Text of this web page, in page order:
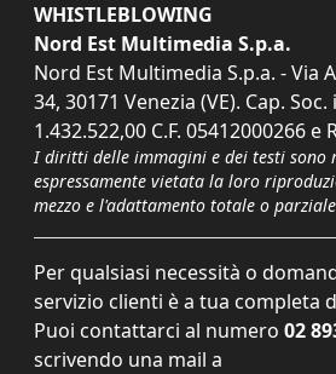
WHISTLEBLOWING
Nord Est Multimedia S.p.a.
Nord Est Multimedia S.p.a. - Via
34, 30171 Venezia (VE). Cap. Soc.
1.432.522,00 C.F. 05412000266 e
I diritti delle immagini e dei testi sono
espressamente vietata la loro
mezzo e l'adattamento totale o
Per qualsiasi necessità o
servizio clienti è a tua completa
Puoi contattarci al numero 02
scrivendo una mail a